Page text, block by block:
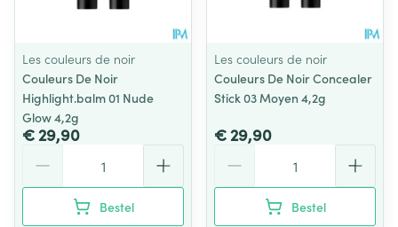
Les couleurs de noir
Couleurs De Noir
Highlight.balm 01 Nude
Glow 4,2g
€ 29,90
Bestel
Les couleurs de noir
Couleurs De Noir Concealer
Stick 03 Moyen 4,2g
€ 29,90
Bestel